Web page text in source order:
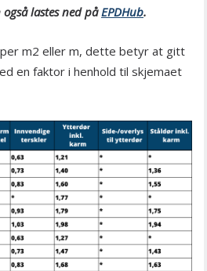
også lastes ned påEPDHub.
m2 eller m, dette betyr at gitt
en faktor i henhold til skjemaet